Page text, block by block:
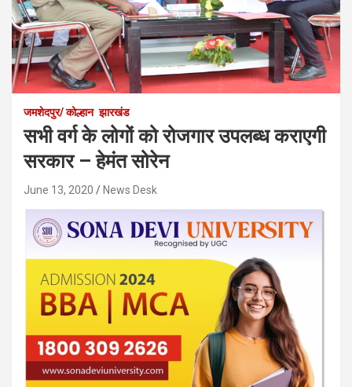
जमशेदपुर/ कोल्हान झारखंड
सभी वर्ग के लोगों को रोजगार उपलब्ध कराएगी
सरकार – हेमंत सोरेन
June 13, 2020 News Desk